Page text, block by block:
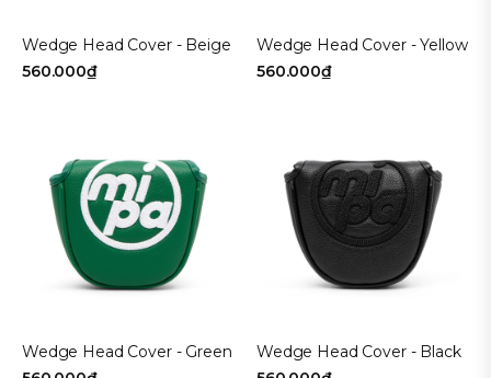
Wedge Head Cover - Beige
560.000₫
Wedge Head Cover - Yellow
560.000₫
Wedge Head Cover - Green
Wedge Head Cover - Black